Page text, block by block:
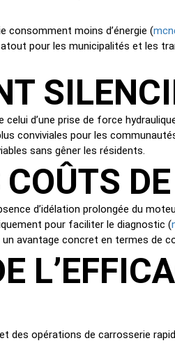
consomment moins d’énergie (
pour les municipalités et les
d’une prise de force
conviviales pour les
sans gêner les résidents.
d’idélation prolongée du
pour faciliter le diagnostic (
avantage concret en termes de
des opérations de carrosserie